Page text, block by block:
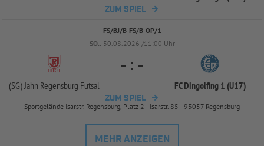
ZUM SPIEL
FS/BJ/B-FS/B-OP/1
SO.. 30.08.2026 /11:00 Uhr
(SG) Jahn Regensburg Futsal
- : -
FC Dingolfing 1 (U17)
ZUM SPIEL
Sportgelände Isarstr. Regensburg, Platz 2 | Isarstr. 85 | 93057 Regensburg
MEHR ANZEIGEN